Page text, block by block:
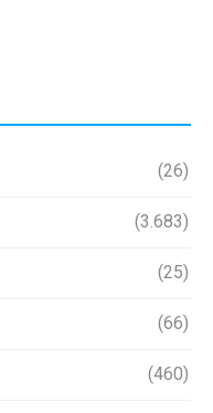
(26)
(3.683)
(25)
(66)
(460)